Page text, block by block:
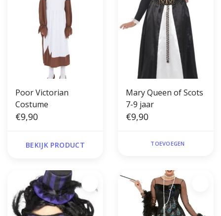
Poor Victorian
Costume
€9,90
BEKIJK PRODUCT
Mary Queen of Scots
7-9 jaar
€9,90
TOEVOEGEN